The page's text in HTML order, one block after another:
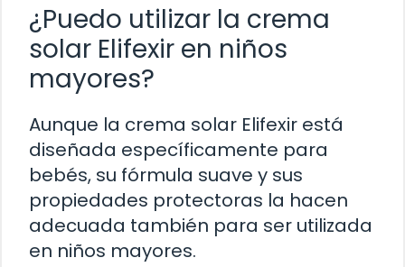
¿Puedo utilizar la crema
solar Elifexir en niños
mayores?
Aunque la crema solar Elifexir está
diseñada específicamente para
bebés, su fórmula suave y sus
propiedades protectoras la hacen
adecuada también para ser utilizada
en niños mayores.